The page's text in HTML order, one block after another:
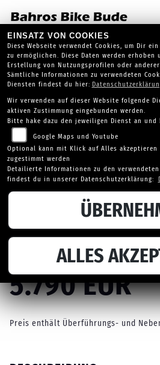
TRIUMPH SPEED
5.790 EUR
Preis enthält Überführungs- und
EINSATZ VON COOKIES
Diese Webseite verwendet Cookies, um Dir
zu ermöglichen. Diese Daten werden
Erstellung von Nutzungsprofilen oder
Sämtliche Informationen zu verwendeten
Diensten findest du hier:
Wir verwenden auf dieser Website folgende
aktiven Zustimmung eingebunden werden.
Bitte hake dazu den jeweiligen Dienst an und
Google Maps und Youtube
Optional kann mit Klick auf Alles akzeptieren
zugestimmt werden
Detailierte Informationen zu den
findest du in unserer Datenschutzerklärung:
ALLES